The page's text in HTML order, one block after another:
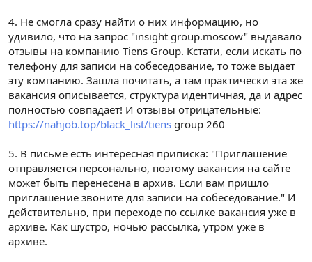
4. Не смогла сразу найти о них информацию, но
удивило, что на запрос "insight group.moscow" выдавало
отзывы на компанию Tiens Group. Кстати, если искать по
телефону для записи на собеседование, то тоже выдает
эту компанию. Зашла почитать, а там практически эта же
вакансия описывается, структура идентичная, да и адрес
полностью совпадает! И отзывы отрицательные:
https://nahjob.top/black_list/tiens group 260
5. В письме есть интересная приписка: "Приглашение
отправляется персонально, поэтому вакансия на сайте
может быть перенесена в архив. Если вам пришло
приглашение звоните для записи на собеседование." И
действительно, при переходе по ссылке вакансия уже в
архиве. Как шустро, ночью рассылка, утром уже в
архиве.